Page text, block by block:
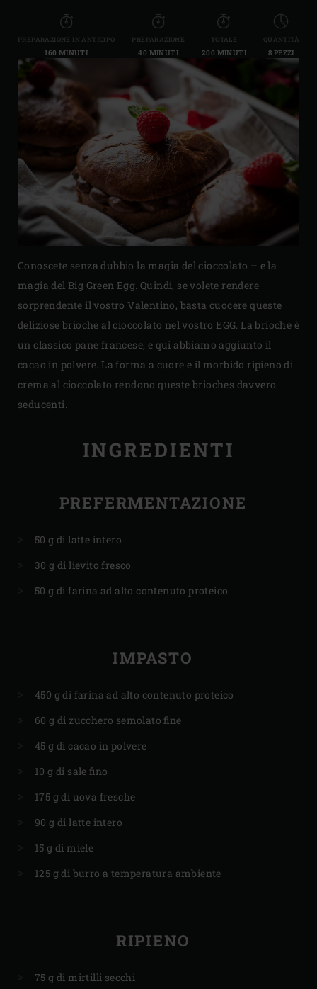
PREPARAZIONE IN ANTICIPO
160 MINUTI
PREPARAZIONE
40 MINUTI
TOTALE
200 MINUTI
QUANTITÀ
8 PEZZI
Conoscete senza dubbio la magia del cioccolato – e la
magia del Big Green Egg. Quindi, se volete rendere
sorprendente il vostro Valentino, basta cuocere queste
deliziose brioche al cioccolato nel vostro EGG. La brioche è
un classico pane francese, e qui abbiamo aggiunto il
cacao in polvere. La forma a cuore e il morbido ripieno di
crema al cioccolato rendono queste brioches davvero
seducenti.
INGREDIENTI
PREFERMENTAZIONE
50 g di latte intero
30 g di lievito fresco
50 g di farina ad alto contenuto proteico
IMPASTO
450 g di farina ad alto contenuto proteico
60 g di zucchero semolato fine
45 g di cacao in polvere
10 g di sale fino
175 g di uova fresche
90 g di latte intero
15 g di miele
125 g di burro a temperatura ambiente
RIPIENO
75 g di mirtilli secchi